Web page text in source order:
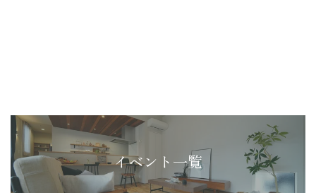
イベント一覧